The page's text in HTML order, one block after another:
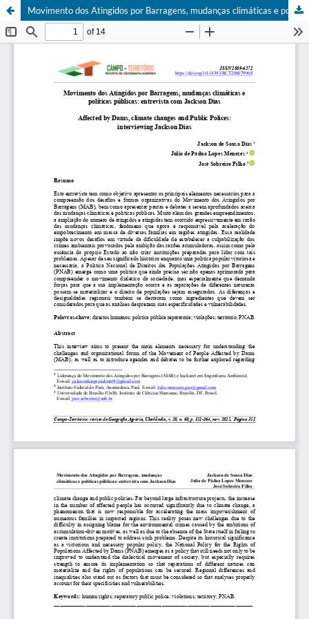
Movimento dos Atingidos por Barragens, mudanças climáticas e políticas públicas: entrevista com Jackson Dias